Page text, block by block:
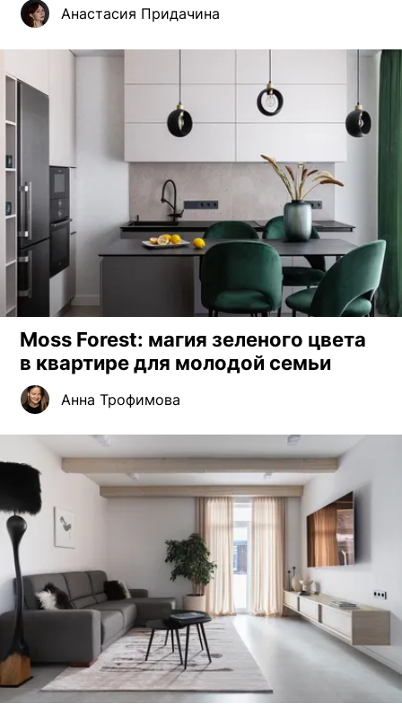
Анастасия Придачина
Moss Forest: магия зеленого цвета
в квартире для молодой семьи
Анна Трофимова